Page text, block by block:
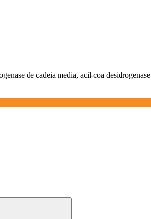
de cadeia media, acil-coa